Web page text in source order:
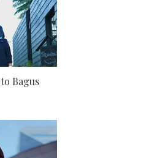
Bagus